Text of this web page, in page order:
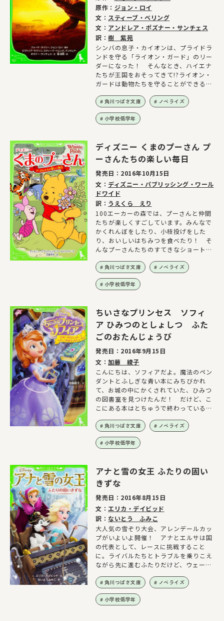
原作： ジョン・ロイ
文： スティーブ・ベリング
文： アンドレア・ポズナー・サンチェス
訳：樹 紫苑
シンバの息子・カイオンは、プライドラ
ンドを守る「ライオン・ガード」のリー
ダーになった！ そんなとき、ハイエナ
たちが王国をおそってきて!?ライオン・
ガードは動物たちを守ることができるの
角川つばさ文庫 ノベライズ
小学校低学年
ディズニー くまのプーさん プ
ーさんたちの楽しい毎日
発売日： 2016年10月15日
文： ディズニー・パブリッシング・ワール
ドワイド
訳： うえくら えり
100エーカーの森では、プーさんと仲間
たちが楽しくすごしています。みんなで
かくれんぼをしたり、小枝投げをした
り、おいしいはちみつを食べたり！ そ
んなプーさんたちのすてきなショートス
角川つばさ文庫 ノベライズ
小学校低学年
ちいさなプリンセス ソフィ
ア ひみつのとしょしつ ふた
ごのおたんじょうび
発売日： 2016年9月15日
文：加藤 綾子
こんにちは、ソフィアだよ。魔法のペン
ダントとふしぎな青い本にみちびかれ
て、お城の中にかくされていた、ひみつ
の図書室を見つけたんだ！ だけど、こ
こにある本はとちゅうで終わっているも
にする“ものがたりの守り人”に選ばれた
んだけど、プリンセスのお勉強もとちゅ
うのわたし一人じゃ、なにもできない
をふくむ、３本のものがたりが読めちゃ
う、大人気ディズニーアニメの小説だよ
☆
角川つばさ文庫 ノベライズ
小学校低学年
アナと雪の女王 ふたりの固い
きずな
発売日： 2016年8月15日
文：エリカ・デイビッド
訳： ないとう ふみこ
大人気の雪ぞり大会、アレンデールカッ
プがいよいよ開催！ アナとエルサは国
の代表として、レースに挑戦すること
に。ライバルたちとトラブルを乗りこえ
ながら先に進むふたりだけど、ウェーゼ
をしたり、ズルをしているみたいで…。
そんな中、大会最終日にたいへんな事が
起きて、エルサがレースを抜けると言い
角川つばさ文庫 ノベライズ
小学校低学年